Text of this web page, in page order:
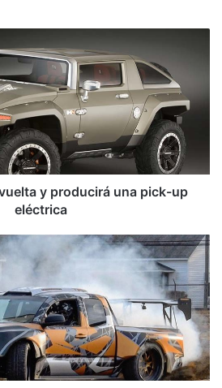
y producirá una pick-up
eléctrica